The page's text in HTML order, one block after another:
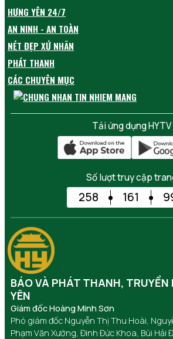
HƯNG YÊN 24/7
AN NINH - AN TOÀN
NÉT ĐẸP XỨ NHÃN
PHÁT THANH
CÁC CHUYÊN MỤC
Tải ứng dụng HYTV
Số lượt truy cập
258 161
BÁO VÀ PHÁT THANH, TRUYỀN
YÊN
Giám đốc Hoàng Minh Sơn
Phó giám đốc Nguyễn Thị Thu Hoài,
Phạm Văn Xướng, Đinh Đức Khoa, Bùi Hải